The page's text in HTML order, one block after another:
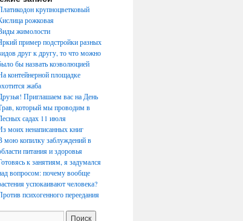
крупноцветковый
рожковая
жимолости
пример подстройки разных
друг к другу, то что можно
бы назвать коэволюцией
контейнерной площадке
жаба
Приглашаем вас на День
который мы проводим в
садах 11 июля
моих ненаписанных книг
мою копилку заблуждений в
питания и здоровья
к занятиям, я задумался
вопросом: почему вообще
успокаивают человека?
психогенного переедания